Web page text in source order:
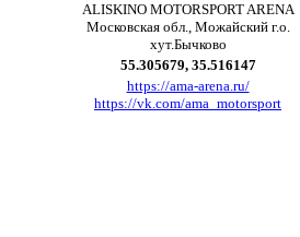
ALISKINO MOTORSPORT ARENA
Московская обл., Можайский г.о.
хут.Бычково
55.305679, 35.516147
https://ama-arena.ru/
https://vk.com/ama_motorsport